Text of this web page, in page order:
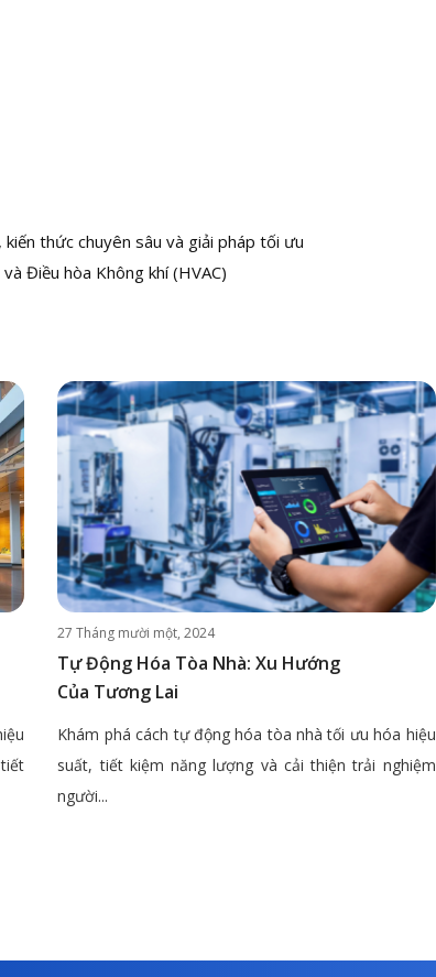
thức chuyên sâu và giải pháp tối ưu
Điều hòa Không khí (HVAC)
27 Tháng mười một, 2024
Tự Động Hóa Tòa Nhà: Xu Hướng
Của Tương Lai
Khám phá cách tự động hóa tòa nhà tối ưu hóa hiệu
suất, tiết kiệm năng lượng và cải thiện trải nghiệm
người...